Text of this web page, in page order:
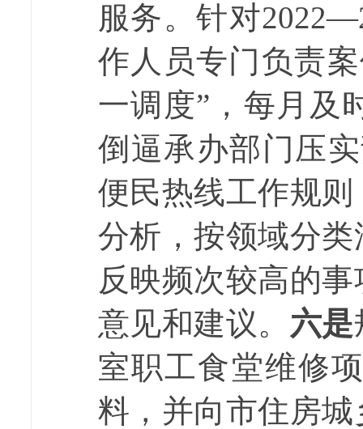
服务。针对2022—
作人员专门负责
一调度”，每月及
倒逼承办部门压
便民热线工作规
分析，按领域分
反映频次较高的
意见和建议。 六是
室职工食堂维修
料，并向市住房